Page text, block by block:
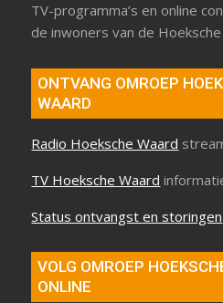
TV-programma’s en online
de inwoners van de Hoeksche
ONTVANG OMROEP
WAARD
Radio Hoeksche Waard
TV Hoeksche Waard
Status ontvangst en storingen
VOLG OMROEP
ONLINE